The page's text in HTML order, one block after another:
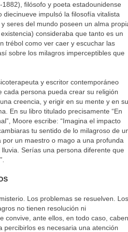
filósofo y poeta estadounidense
diecinueve impulsó la filosofía vitalista
seres del mundo poseen un alma
consideraba que tanto es un
trébol como ver caer y escuchar las
sobre los milagros imperceptibles que
y escritor contemporáneo
cada persona pueda crear su religión
creencia, y erigir en su mente y en su
En su libro titulado precisamente “En
Moore escribe: “Imagina el impacto
tu sentido de lo milagroso de
un maestro o mago a una profunda
Serías una persona diferente que
Los problemas se resuelven. Los
no tienen resolución ni
convive, ante ellos, en todo caso, caben
percibirlos es necesaria una atención